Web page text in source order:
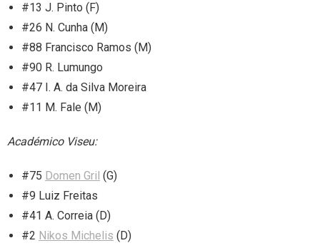
#13 J. Pinto (F)
#26 N. Cunha (M)
#88 Francisco Ramos (M)
#90 R. Lumungo
#47 I. A. da Silva Moreira
#11 M. Fale (M)
Académico Viseu:
#75 Domen Gril (G)
#9 Luiz Freitas
#41 A. Correia (D)
#2 Nikos Michelis (D)